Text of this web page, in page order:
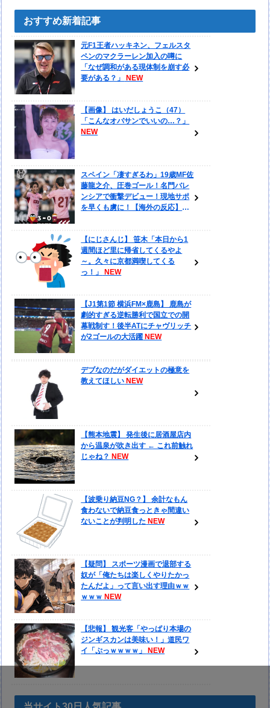
おすすめ新着記事
元F1王者ハッキネン、フェルスタ
ペンのマクラーレン加入の噂に
「なぜ調和がある現体制を崩す必
要がある？」
【画像】 はいだしょうこ（47）
「こんなオバサンでいいの…？」
スペイン「凄すぎるわ」19歳MF佐
藤龍之介、圧巻ゴール！名門バレ
ンシアで衝撃デビュー！現地サポ
を早くも虜に！【海外の反応】
【にじさんじ】 笹木「本日から1
週間ほど里に帰省してくるやよ
～。久々に京都満喫してくる
っ！」
【J1第1節 横浜FM×鹿島】 鹿島が
劇的すぎる逆転勝利で国立での開
幕戦制す！後半ATにチャヴリッチ
が2ゴールの大活躍
デブなのだがダイエットの極意を
教えてほしい
【熊本地震】 発生後に居酒屋店内
から温泉が吹き出す ← これ前触れ
じゃね？
【波乗り納豆NG？】 余計なもん
食わないで納豆食っときゃ間違い
ないことが判明した
【疑問】 スポーツ漫画で退部する
奴が「俺たちは楽しくやりたかっ
たんだよ」って言い出す理由ｗｗ
ｗｗｗ
【悲報】 観光客「やっぱり本場の
ジンギスカンは美味い！」道民ワ
イ「ぷっｗｗｗｗ」